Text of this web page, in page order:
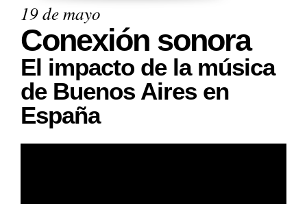
19 de mayo
Conexión sonora
El impacto de la música
de Buenos Aires en
España